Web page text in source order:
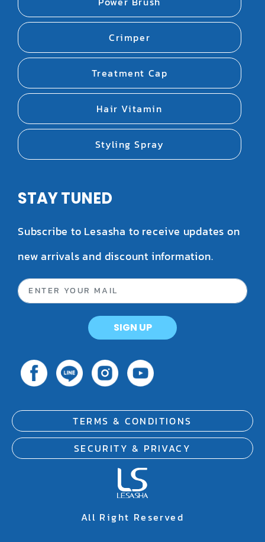
Crimper
Treatment Cap
Hair Vitamin
Styling Spray
STAY TUNED
Subscribe to Lesasha to receive updates on
new arrivals and discount information.
SIGN UP
TERMS & CONDITIONS
SECURITY & PRIVACY
All Right Reserved